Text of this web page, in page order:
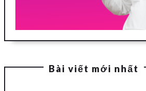
Bài viết mới nhất